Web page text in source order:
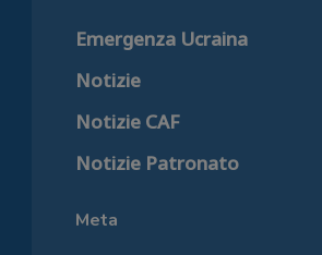
Emergenza Ucraina
Notizie
Notizie CAF
Notizie Patronato
Meta